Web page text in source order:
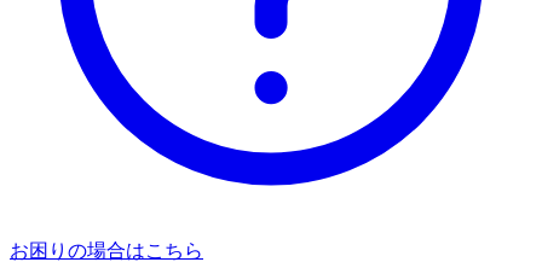
お困りの場合はこちら